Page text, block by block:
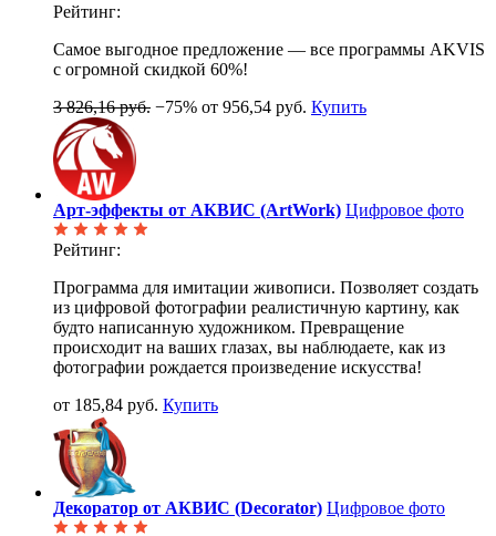
Рейтинг:
Самое выгодное предложение — все программы AKVIS
с огромной скидкой 60%!
3 826,16 руб. −75% от 956,54 руб. Купить
Арт-эффекты от АКВИС (ArtWork) Цифровое фото
Рейтинг:
Программа для имитации живописи. Позволяет создать
из цифровой фотографии реалистичную картину, как
будто написанную художником. Превращение
происходит на ваших глазах, вы наблюдаете, как из
фотографии рождается произведение искусства!
от 185,84 руб. Купить
Декоратор от АКВИС (Decorator) Цифровое фото